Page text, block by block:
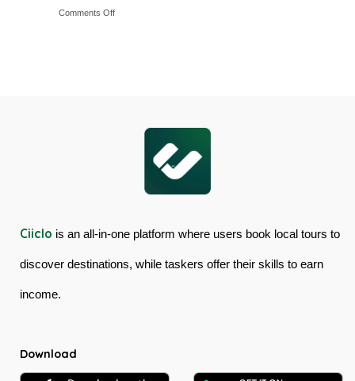
Australia
&
Comments Offon
Ciiclo is an all-in-one platform where users book local tours to
discover destinations, while taskers offer their skills to earn
income.
Download